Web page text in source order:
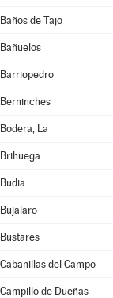
Baños de Tajo
Bañuelos
Barriopedro
Berninches
Bodera, La
Brihuega
Budia
Bujalaro
Bustares
Cabanillas del Campo
Campillo de Dueñas